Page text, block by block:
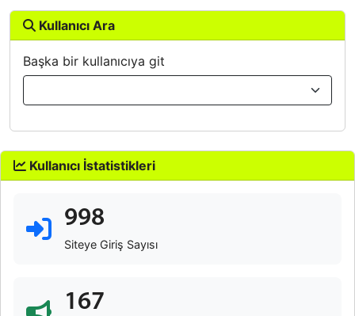
Kullanıcı Ara
Başka bir kullanıcıya git
Kullanıcı İstatistikleri
998
Siteye Giriş Sayısı
167